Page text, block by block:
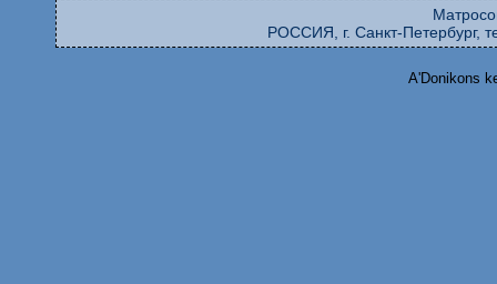
РОССИЯ, г. Санкт-Петербург,
A'Donikons